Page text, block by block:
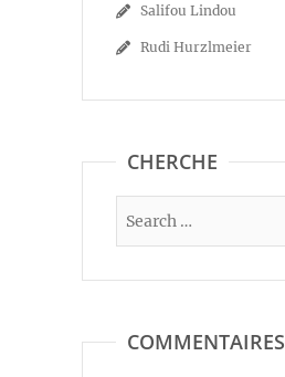
Salifou Lindou
Rudi Hurzlmeier
CHERCHE
COMMENTAIRES